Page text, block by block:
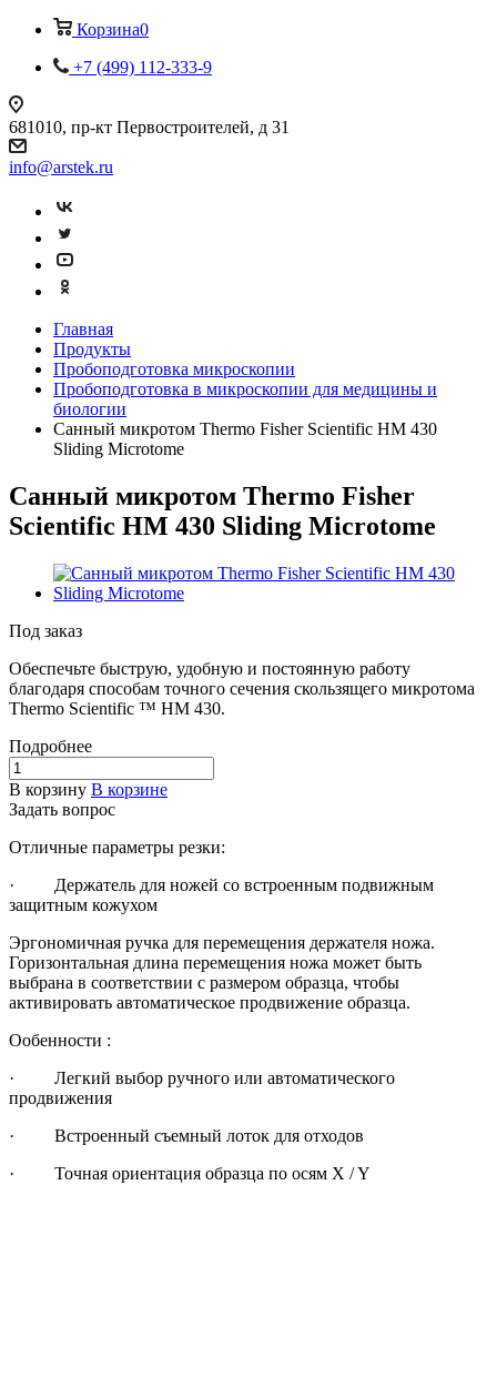
Корзина0
+7 (499) 112-333-9
681010, пр-кт Первостроителей, д 31
info@arstek.ru
Главная
Продукты
Пробоподготовка микроскопии
Пробоподготовка в микроскопии для медицины и
биологии
Санный микротом Thermo Fisher Scientific HM 430
Sliding Microtome
Санный микротом Thermo Fisher
Scientific HM 430 Sliding Microtome
Под заказ
Обеспечьте быструю, удобную и постоянную работу
благодаря способам точного сечения скользящего микротома
Thermo Scientific ™ HM 430.
Подробнее
В корзину В корзине
Задать вопрос
Отличные параметры резки:
· Держатель для ножей со встроенным подвижным
защитным кожухом
Эргономичная ручка для перемещения держателя ножа.
Горизонтальная длина перемещения ножа может быть
выбрана в соответствии с размером образца, чтобы
активировать автоматическое продвижение образца.
Ообенности :
· Легкий выбор ручного или автоматического
продвижения
· Встроенный съемный лоток для отходов
· Точная ориентация образца по осям X / Y